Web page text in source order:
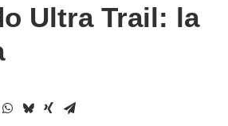
Ultra Trail: la